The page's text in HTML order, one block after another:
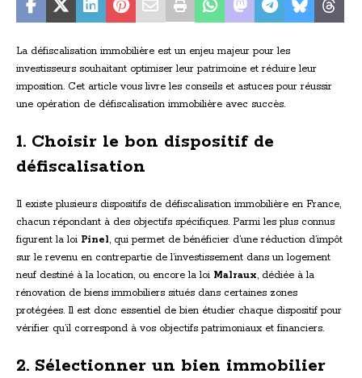
La défiscalisation immobilière est un enjeu majeur pour les
investisseurs souhaitant optimiser leur patrimoine et réduire leur
imposition. Cet article vous livre les conseils et astuces pour réussir
une opération de défiscalisation immobilière avec succès.
1. Choisir le bon dispositif de
défiscalisation
Il existe plusieurs dispositifs de défiscalisation immobilière en France,
chacun répondant à des objectifs spécifiques. Parmi les plus connus
figurent la loi Pinel, qui permet de bénéficier d’une réduction d’impôt
sur le revenu en contrepartie de l’investissement dans un logement
neuf destiné à la location, ou encore la loi Malraux, dédiée à la
rénovation de biens immobiliers situés dans certaines zones
protégées. Il est donc essentiel de bien étudier chaque dispositif pour
vérifier qu’il correspond à vos objectifs patrimoniaux et financiers.
2. Sélectionner un bien immobilier